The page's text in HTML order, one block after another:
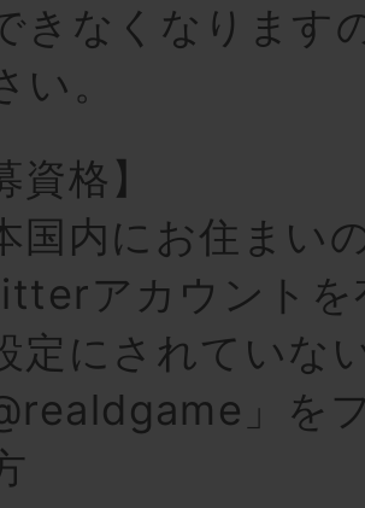
きなくなります
い。
資格】
国内にお住まい
アカウント
定にされていな
」を